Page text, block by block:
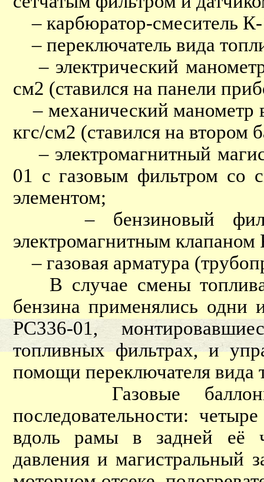
– карбюратор-смеситель
– переключатель вида
– электрический
см2 (ставился на панели
– механический манометр
кгс/см2 (ставился на втором
– электромагнитный
01 с газовым фильтром со
элементом;
– бензиновый
электромагнитным
– газовая арматура
В случае смены топлива
бензина применялись одни
РС336-01,
топливных фильтрах, и
помощи переключателя вида
Газовые баллоны
последовательности:
вдоль рамы в задней её
давления и магистральный